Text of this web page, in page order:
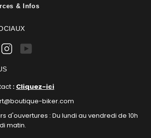
& Infos
InstagramYoutube
: Cliquez-ici
biker.com
d'ouvertures : Du lundi au vendredi de 10h
matin.